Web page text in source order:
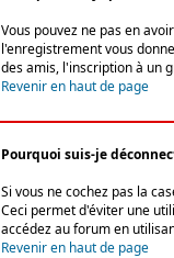
Vous pouvez ne pas en
l'enregistrement vous
des amis, l'inscription à un
Revenir en haut de page
Pourquoi suis-je
Si vous ne cochez pas la
Ceci permet d'éviter une
accédez au forum en
Revenir en haut de page